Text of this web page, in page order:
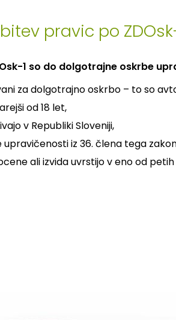
pravic po
1 so do dolgotrajne oskrbe
za dolgotrajno oskrbo – to so
od 18 let,
v Republiki Sloveniji,
upravičenosti iz 36. člena tega
ali izvida uvrstijo v eno od